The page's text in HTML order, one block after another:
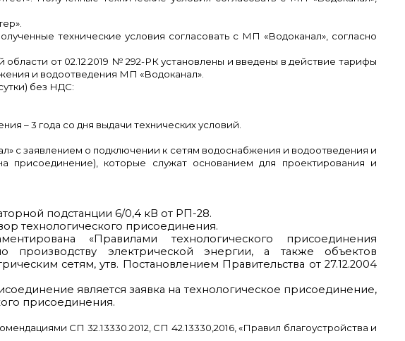
технические условия согласовать с МП «Водоканал», согласно
области от 02.12.2019 № 292-РК установлены и введены в действие тарифы
и водоотведения МП «Водоканал».
без НДС:
– 3 года со дня выдачи технических условий.
с заявлением о подключении к сетям водоснабжения и водоотведения и
присоединение), которые служат основанием для проектирования и
подстанции 6/0,4 кВ от РП-28.
технологического присоединения.
«Правилами технологического присоединения
производству электрической энергии, а также объектов
сетям, утв. Постановлением Правительства от 27.12.2004
является заявка на технологическое присоединение,
присоединения.
СП 32.13330.2012, СП 42.13330,2016, «Правил благоустройства и